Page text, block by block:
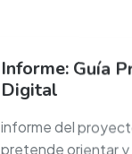
Informe: Guía
Digital
informe del
pretende orientar y